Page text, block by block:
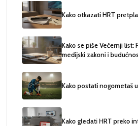
Kako otkazati HRT
Kako se piše Večernji list:
medijski zakoni i
Kako postati nogometaš
Kako gledati HRT preko